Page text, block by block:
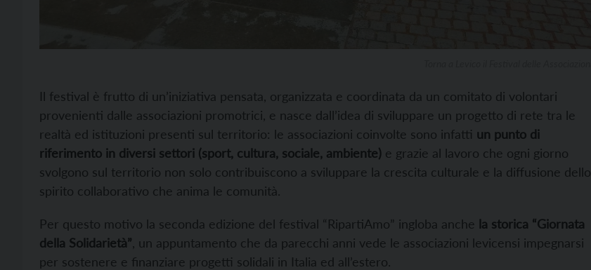
Il festival è frutto di un’iniziativa pensata, organizzata e coordinata da un comitato di volontari
provenienti dalle associazioni promotrici, e nasce dall’idea di sviluppare un progetto di rete tra le
realtà ed istituzioni presenti sul territorio: le associazioni coinvolte sono infatti un punto di
riferimento in diversi settori (sport, cultura, sociale, ambiente) e grazie al lavoro che ogni giorno
svolgono sul territorio non solo contribuiscono a sviluppare la crescita culturale e la diffusione dello
spirito collaborativo che anima le comunità.
Per questo motivo la seconda edizione del festival “RipartiAmo” ingloba anche la storica “Giornata
della Solidarietà” , un appuntamento che da parecchi anni vede le associazioni levicensi impegnarsi
per sostenere e finanziare progetti solidali in Italia ed all’estero.